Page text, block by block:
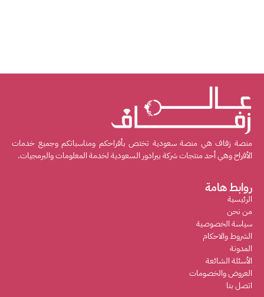
منصة زفاف هي منصة سعودية تختص بأفراحكم ومناسباتكم وجميع خدمات
الأفراح وهي أحد منتجات شركة بيرادور السعودية لخدمة المعلومات والبرمجيات.
روابط هامة
الرئيسية
من نحن
سياسة الخصوصية
الشروط والاحكام
المدونة
الأسئلة الشائعة
العروض والخصومات
اتصل بنا